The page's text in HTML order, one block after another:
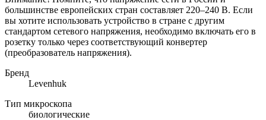
большинстве европейских стран составляет 220–240 В. Если
вы хотите использовать устройство в стране с другим
стандартом сетевого напряжения, необходимо включать его в
розетку только через соответствующий конвертер
(преобразователь напряжения).
Бренд
Levenhuk
Тип микроскопа
биологические